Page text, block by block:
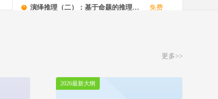
+ 演绎推理（二）：基于命题的推理（37.8分|下） 免费
免费
更多>>
2026最新大纲